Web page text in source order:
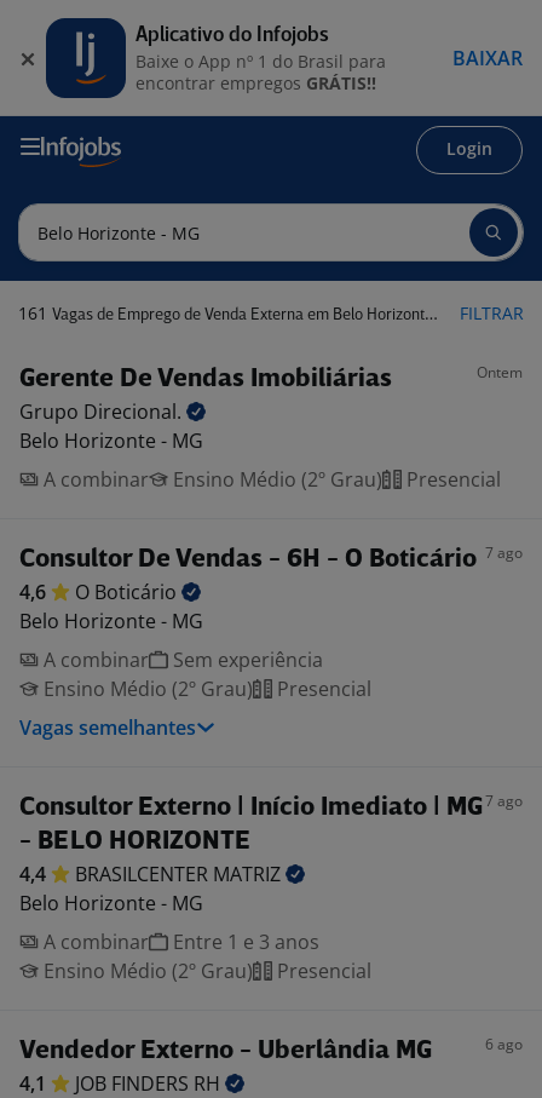
Login
161 Vagas de Emprego de Venda Externa em Belo Horizonte - MG FILTRAR
Gerente De Vendas Imobiliárias Ontem
Grupo Direcional.
Belo Horizonte - MG
A combinar
Ensino Médio (2º Grau) Presencial
Consultor De Vendas - 6H - O Boticário 7 ago
4,6 O Boticário
Belo Horizonte - MG
A combinar
Sem experiência
Ensino Médio (2º Grau)
Presencial
Vagas semelhantes
Consultor Externo | Início Imediato | MG
- BELO HORIZONTE
7 ago
4,4 BRASILCENTER MATRIZ
Belo Horizonte - MG
A combinar
Entre 1 e 3 anos
Ensino Médio (2º Grau)
Presencial
Vendedor Externo - Uberlândia MG 6 ago
4,1 JOB FINDERS RH
Aplicativo do Infojobs
Baixe o App nº 1 do Brasil para
encontrar empregos GRÁTIS!!
BAIXAR